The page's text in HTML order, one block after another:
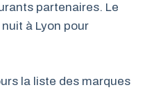
partenaires. Le
à Lyon pour
la liste des marques